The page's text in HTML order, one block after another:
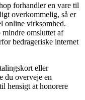
forhandler en vare til
overkommelig, så er
online virksomhed.
omsluttet af
bedrageriske internet
eller
du overveje en
hensigt at honorere